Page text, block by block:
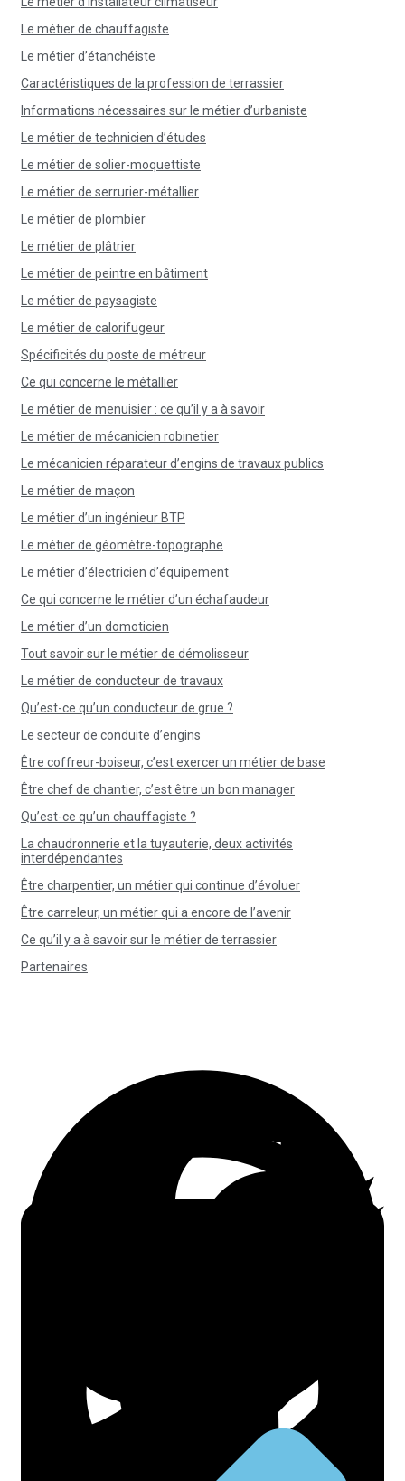
Le métier de chauffagiste
Le métier d’étanchéiste
Caractéristiques de la profession de terrassier
Informations nécessaires sur le métier d’urbaniste
Le métier de technicien d’études
Le métier de solier-moquettiste
Le métier de serrurier-métallier
Le métier de plombier
Le métier de plâtrier
Le métier de peintre en bâtiment
Le métier de paysagiste
Le métier de calorifugeur
Spécificités du poste de métreur
Ce qui concerne le métallier
Le métier de menuisier : ce qu’il y a à savoir
Le métier de mécanicien robinetier
Le mécanicien réparateur d’engins de travaux publics
Le métier de maçon
Le métier d’un ingénieur BTP
Le métier de géomètre-topographe
Le métier d’électricien d’équipement
Ce qui concerne le métier d’un échafaudeur
Le métier d’un domoticien
Tout savoir sur le métier de démolisseur
Le métier de conducteur de travaux
Qu’est-ce qu’un conducteur de grue ?
Le secteur de conduite d’engins
Être coffreur-boiseur, c’est exercer un métier de base
Être chef de chantier, c’est être un bon manager
Qu’est-ce qu’un chauffagiste ?
La chaudronnerie et la tuyauterie, deux activités
interdépendantes
Être charpentier, un métier qui continue d’évoluer
Être carreleur, un métier qui a encore de l’avenir
Ce qu’il y a à savoir sur le métier de terrassier
Partenaires